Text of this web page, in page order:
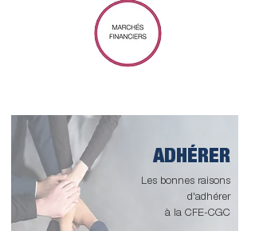
ADHÉRER
Les bonnes raisons
d'adhérer
à la CFE-CGC